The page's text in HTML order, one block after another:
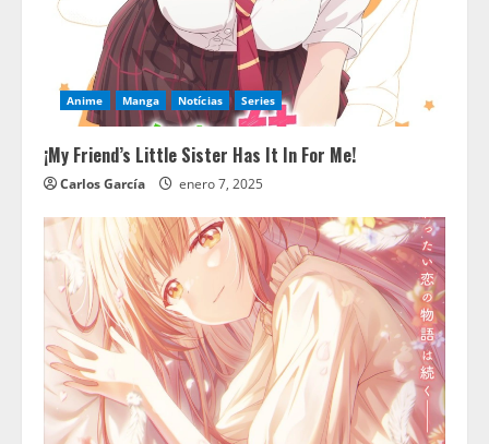
Anime Manga Notícias Series
¡My Friend’s Little Sister Has It In For Me!
Carlos García enero 7, 2025